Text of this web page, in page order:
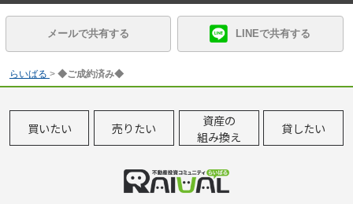
メールで共有する LINEで共有する
らいばる > ◆ご成約済み◆
買いたい 売りたい
資産の
組み換え
貸したい